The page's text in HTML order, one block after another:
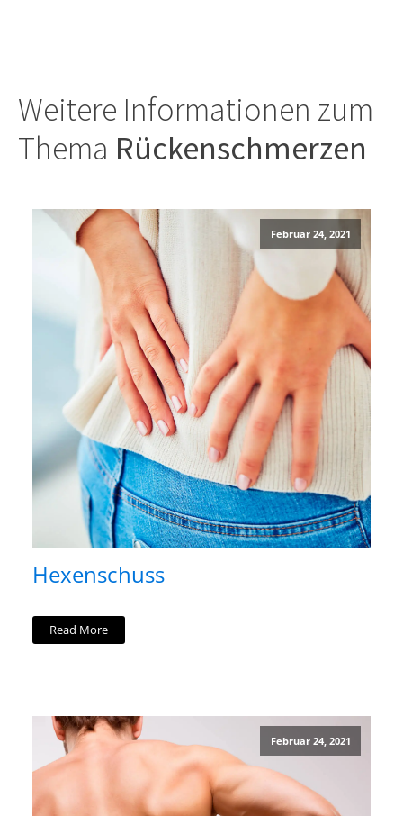
Weitere Informationen zum
Thema Rückenschmerzen
Februar 24, 2021
Hexenschuss
Read More
Februar 24, 2021